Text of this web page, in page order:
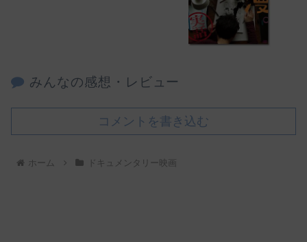
みんなの感想・レビュー
コメントを書き込む
ホーム ドキュメンタリー映画